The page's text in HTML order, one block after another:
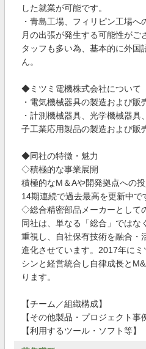
した就業が可能です。
・青島工場、フィリピン工場
月の出張が発生する可能性がご
タッフも多い為、基本的に外国
ん。
◆ミツミ電機株式会社について
・電気機械器具の製造および販
・計測機械器具、光学機械器
子工業応用製品の製造および販
◆同社の特徴・魅力
◇積極的な事業展開
積極的なM＆Aや開発拠点への
14期連続で過去最高を更新中で
◇総合精密部品メーカーとして
同社は、単なる「総合」ではな
重視し、自社保有技術を融合・
進化させています。2017年に
シンと経営統合し自律成長と
ります。
【チーム／組織構成】
【その他製品・プロジェクト事
【利用するツール・ソフト等】